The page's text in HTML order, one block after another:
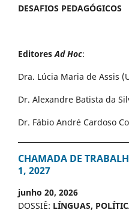
DESAFIOS PEDAGÓGICOS
EditoresAd Hoc:
Dra. Lúcia Maria de Assis
Dr. Alexandre Batista da
Dr. Fábio André Cardoso
CHAMADA DE
1, 2027
junho 20, 2026
DOSSIÊ: LÍNGUAS,